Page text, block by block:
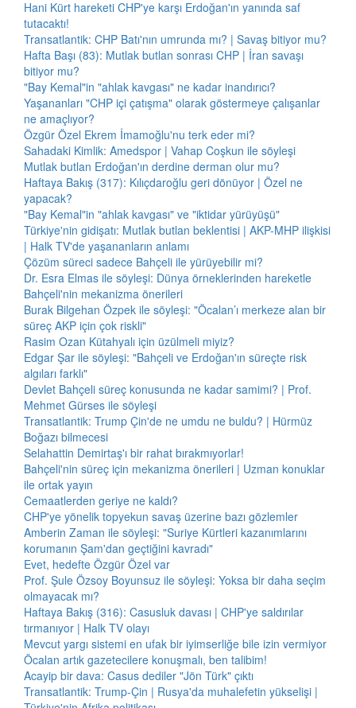
Hani Kürt hareketi CHP'ye karşı Erdoğan'ın yanında saf
tutacaktı!
Transatlantik: CHP Batı'nın umrunda mı? | Savaş bitiyor mu?
Hafta Başı (83): Mutlak butlan sonrası CHP | İran savaşı
bitiyor mu?
"Bay Kemal"in "ahlak kavgası" ne kadar inandırıcı?
Yaşananları "CHP içi çatışma" olarak göstermeye çalışanlar
ne amaçlıyor?
Özgür Özel Ekrem İmamoğlu'nu terk eder mi?
Sahadaki Kimlik: Amedspor | Vahap Coşkun ile söyleşi
Mutlak butlan Erdoğan'ın derdine derman olur mu?
Haftaya Bakış (317): Kılıçdaroğlu geri dönüyor | Özel ne
yapacak?
"Bay Kemal"in "ahlak kavgası" ve "iktidar yürüyüşü"
Türkiye'nin gidişatı: Mutlak butlan beklentisi | AKP-MHP ilişkisi
| Halk TV'de yaşananların anlamı
Çözüm süreci sadece Bahçeli ile yürüyebilir mi?
Dr. Esra Elmas ile söyleşi: Dünya örneklerinden hareketle
Bahçeli'nin mekanizma önerileri
Burak Bilgehan Özpek ile söyleşi: "Öcalan’ı merkeze alan bir
süreç AKP için çok riskli"
Rasim Ozan Kütahyalı için üzülmeli miyiz?
Edgar Şar ile söyleşi: "Bahçeli ve Erdoğan'ın süreçte risk
algıları farklı"
Devlet Bahçeli süreç konusunda ne kadar samimi? | Prof.
Mehmet Gürses ile söyleşi
Transatlantik: Trump Çin'de ne umdu ne buldu? | Hürmüz
Boğazı bilmecesi
Selahattin Demirtaş'ı bir rahat bırakmıyorlar!
Bahçeli'nin süreç için mekanizma önerileri | Uzman konuklar
ile ortak yayın
Cemaatlerden geriye ne kaldı?
CHP'ye yönelik topyekun savaş üzerine bazı gözlemler
Amberin Zaman ile söyleşi: "Suriye Kürtleri kazanımlarını
korumanın Şam'dan geçtiğini kavradı"
Evet, hedefte Özgür Özel var
Prof. Şule Özsoy Boyunsuz ile söyleşi: Yoksa bir daha seçim
olmayacak mı?
Haftaya Bakış (316): Casusluk davası | CHP'ye saldırılar
tırmanıyor | Halk TV olayı
Mevcut yargı sistemi en ufak bir iyimserliğe bile izin vermiyor
Öcalan artık gazetecilere konuşmalı, ben talibim!
Acayip bir dava: Casus dediler "Jön Türk" çıktı
Transatlantik: Trump-Çin | Rusya'da muhalefetin yükselişi |